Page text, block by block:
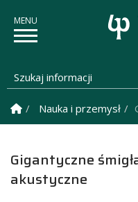
Szukaj informacji
Strona Główna
Nauka i przemysł
Gigantyczne
akustyczne